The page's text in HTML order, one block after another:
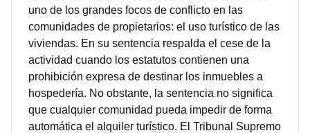
uno de los grandes focos de conflicto en las
comunidades de propietarios: el uso turístico de las
viviendas. En su sentencia respalda el cese de la
actividad cuando los estatutos contienen una
prohibición expresa de destinar los inmuebles a
hospedería. No obstante, la sentencia no significa
que cualquier comunidad pueda impedir de forma
automática el alquiler turístico. El Tribunal Supremo